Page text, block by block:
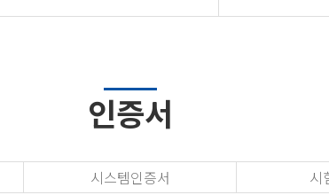
인증서
시스템인증서 시